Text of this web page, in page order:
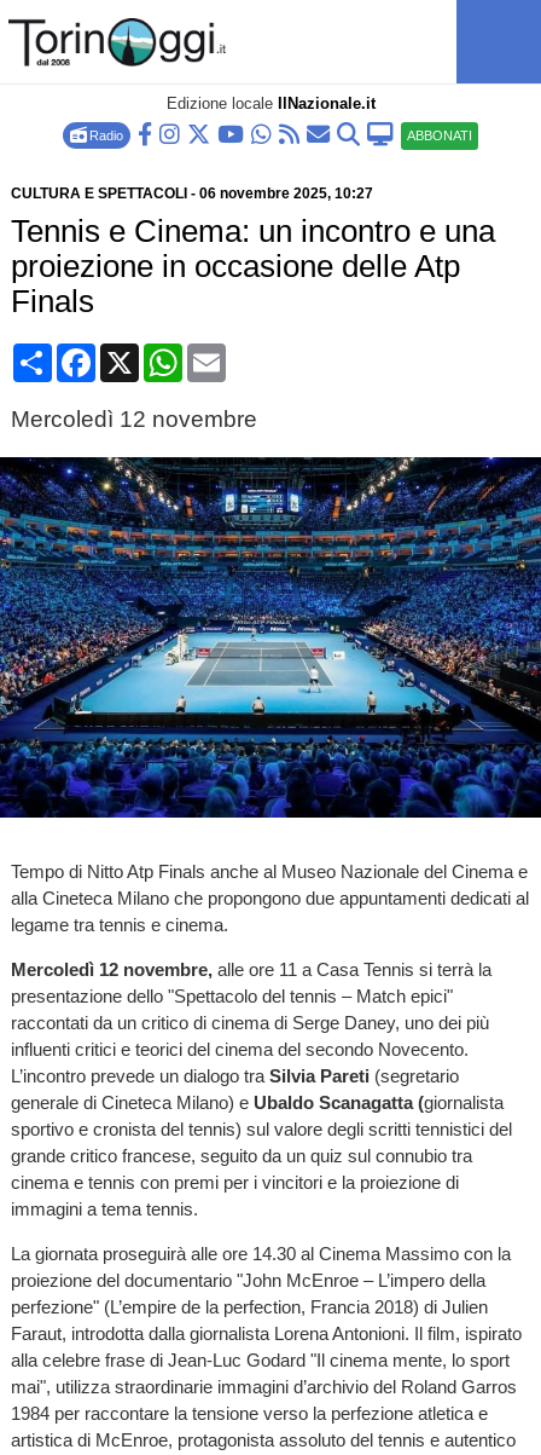
Edizione locale IlNazionale.it
Radio ABBONATI
CULTURA E SPETTACOLI - 06 novembre 2025, 10:27
Tennis e Cinema: un incontro e una
proiezione in occasione delle Atp
Finals
CondividiFacebook
X WhatsApp
Email
Mercoledì 12 novembre
Tempo di Nitto Atp Finals anche al Museo Nazionale del Cinema e
alla Cineteca Milano che propongono due appuntamenti dedicati al
legame tra tennis e cinema.
Mercoledì 12 novembre, alle ore 11 a Casa Tennis si terrà la
presentazione dello "Spettacolo del tennis – Match epici"
raccontati da un critico di cinema di Serge Daney, uno dei più
influenti critici e teorici del cinema del secondo Novecento.
L’incontro prevede un dialogo traSilvia Pareti (segretario
generale di Cineteca Milano) e Ubaldo Scanagatta (giornalista
sportivo e cronista del tennis) sul valore degli scritti tennistici del
grande critico francese, seguito da un quiz sul connubio tra
cinema e tennis con premi per i vincitori e la proiezione di
immagini a tema tennis.
La giornata proseguirà alle ore 14.30 al Cinema Massimo con la
proiezione del documentario "John McEnroe – L’impero della
perfezione" (L’empire de la perfection, Francia 2018) di Julien
Faraut, introdotta dalla giornalista Lorena Antonioni. Il film, ispirato
alla celebre frase di Jean-Luc Godard "Il cinema mente, lo sport
mai", utilizza straordinarie immagini d’archivio del Roland Garros
1984 per raccontare la tensione verso la perfezione atletica e
artistica di McEnroe, protagonista assoluto del tennis e autentico